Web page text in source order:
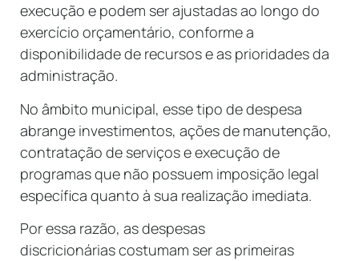
execução e podem ser ajustadas ao longo do
exercício orçamentário, conforme a
disponibilidade de recursos e as prioridades da
administração.
No âmbito municipal, esse tipo de despesa
abrange investimentos, ações de manutenção,
contratação de serviços e execução de
programas que não possuem imposição legal
específica quanto à sua realização imediata.
Por essa razão, as despesas
discricionárias costumam ser as primeiras